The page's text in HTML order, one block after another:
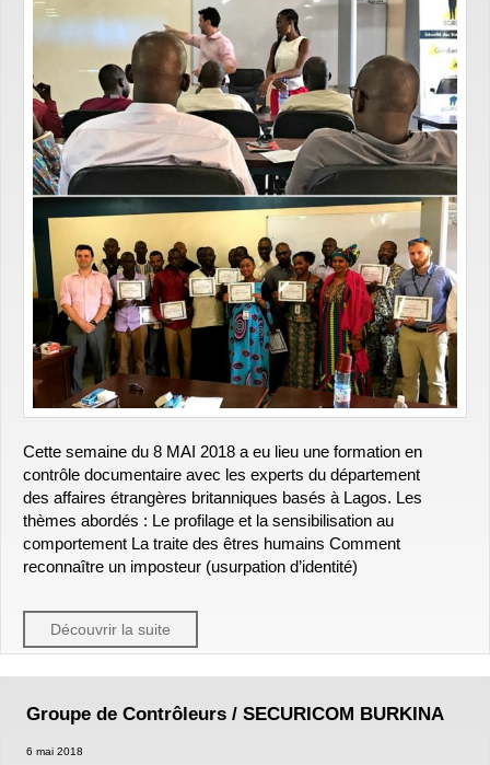
Cette semaine du 8 MAI 2018 a eu lieu une formation en
contrôle documentaire avec les experts du département
des affaires étrangères britanniques basés à Lagos. Les
thèmes abordés : Le profilage et la sensibilisation au
comportement La traite des êtres humains Comment
reconnaître un imposteur (usurpation d’identité)
Découvrir la suite
Groupe de Contrôleurs / SECURICOM BURKINA
6 mai 2018